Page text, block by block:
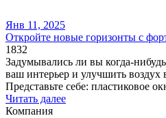
Янв 11, 2025
​Откройте новые горизонты с
1832
Задумывались ли вы когда-
ваш интерьер и улучшить воздух
Представьте себе: пластиковое
Читать далее
Компания